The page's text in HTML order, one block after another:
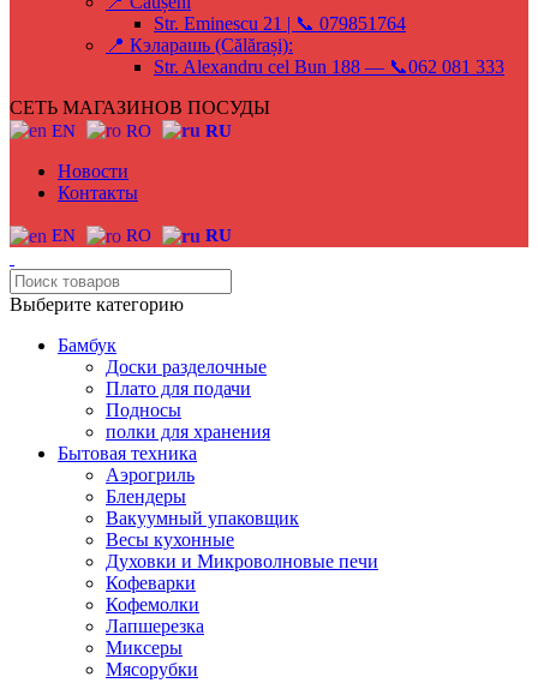
Str. Eminescu 21 | 📞 079851764
📍 Кэларашь (Călărași):
Str. Alexandru cel Bun 188 — 📞062 081 333
СЕТЬ МАГАЗИНОВ ПОСУДЫ
EN RO RU
Новости
Контакты
EN RO RU
Выберите категорию
Бамбук
Доски разделочные
Плато для подачи
Подносы
полки для хранения
Бытовая техника
Аэрогриль
Блендеры
Вакуумный упаковщик
Весы кухонные
Духовки и Микроволновые печи
Кофеварки
Кофемолки
Лапшерезка
Миксеры
Мясорубки